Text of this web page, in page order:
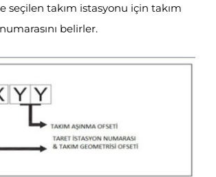
seçilen takım istasyonu için takım
belirler.